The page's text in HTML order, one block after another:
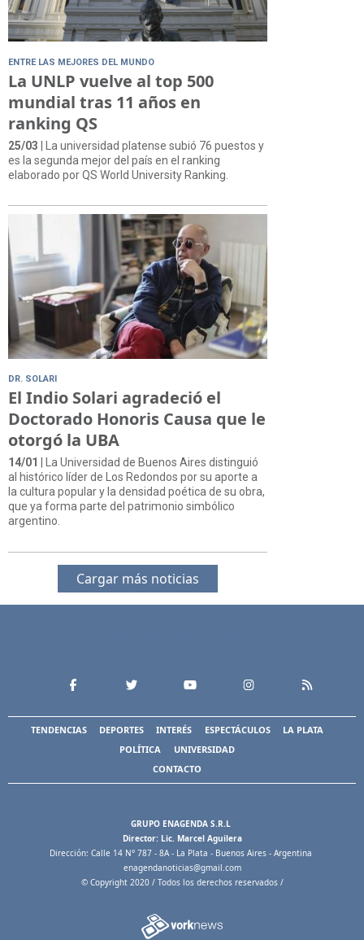
ENTRE LAS MEJORES DEL MUNDO
La UNLP vuelve al top 500
mundial tras 11 años en
ranking QS
25/03 | La universidad platense subió 76 puestos y
es la segunda mejor del país en el ranking
elaborado por QS World University Ranking.
DR. SOLARI
El Indio Solari agradeció el
Doctorado Honoris Causa que le
otorgó la UBA
14/01
| La Universidad de Buenos Aires distinguió
al histórico líder de Los Redondos por su aporte a
la cultura popular y la densidad poética de su obra,
que ya forma parte del patrimonio simbólico
argentino.
Cargar más noticias
TENDENCIAS DEPORTES INTERÉS ESPECTÁCULOS
LA PLATA
POLÍTICA
UNIVERSIDAD
CONTACTO
GRUPO ENAGENDA S.R.L
Director: Lic. Marcel Aguilera
Dirección: Calle 14 N° 787 - 8A - La Plata - Buenos Aires - Argentina
enagendanoticias@gmail.com
© Copyright 2020 / Todos los derechos reservados /